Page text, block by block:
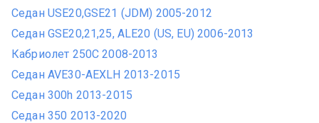
Седан USE20,GSE21 (JDM) 2005-2012
Седан GSE20,21,25, ALE20 (US, EU) 2006-2013
Кабриолет 250C 2008-2013
Седан AVE30-AEXLH 2013-2015
Седан 300h 2013-2015
Седан 350 2013-2020